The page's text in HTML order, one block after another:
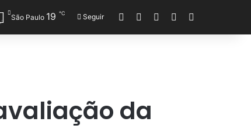
São Paulo 19 ℃ Seguir Entrar Veja seu carrinho de
Barra Lateral
Switch skin
da